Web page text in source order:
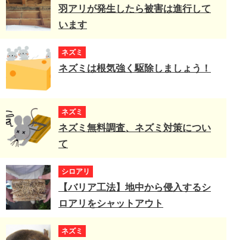
羽アリが発生したら被害は進行して
います
ネズミ
ネズミは根気強く駆除しましょう！
ネズミ
ネズミ無料調査、ネズミ対策につい
て
シロアリ
【バリア工法】地中から侵入するシ
ロアリをシャットアウト
ネズミ